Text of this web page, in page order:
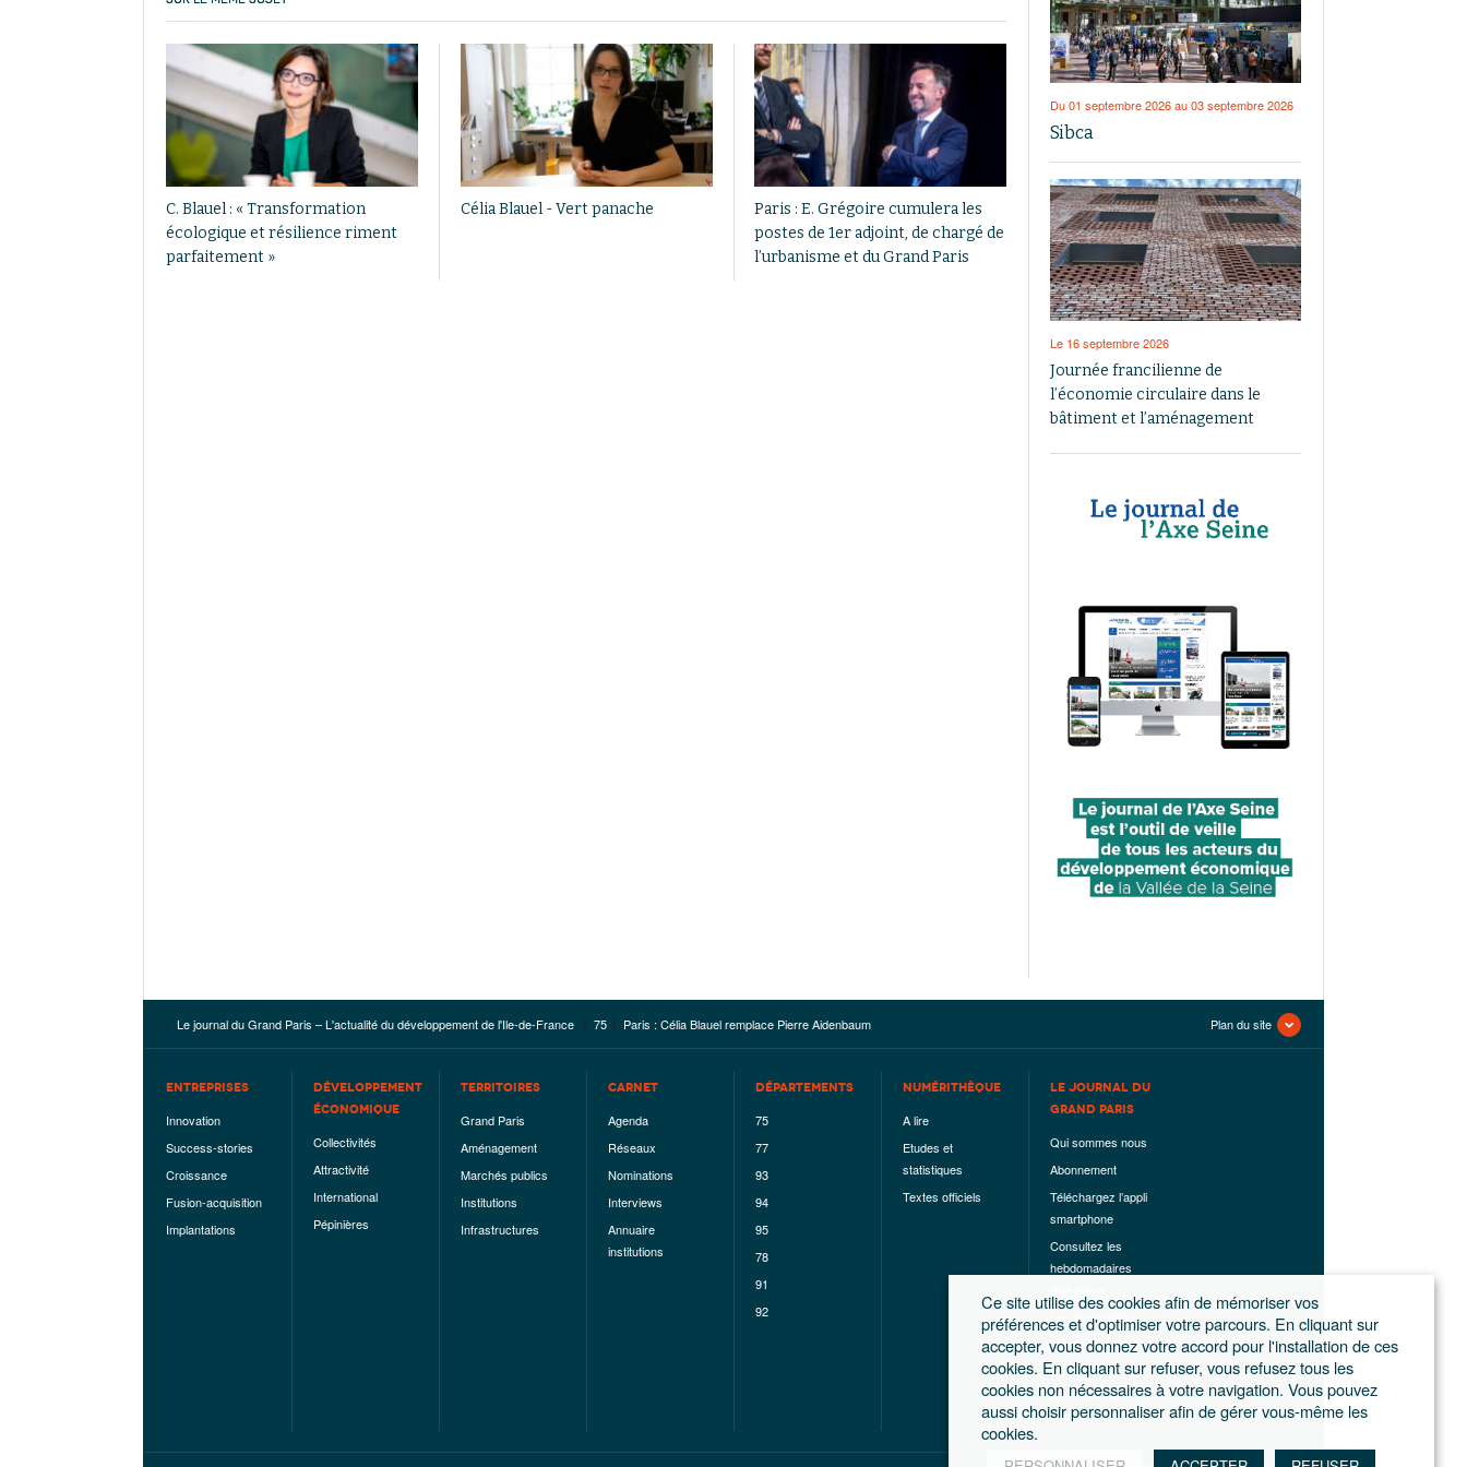
C. Blauel : « Transformation
écologique et résilience riment
parfaitement »
Célia Blauel - Vert panache
Paris : E. Grégoire cumulera les
postes de 1er adjoint, de chargé de
l’urbanisme et du Grand Paris
Du 01 septembre 2026 au 03 septembre 2026
Sibca
Le 16 septembre 2026
Journée francilienne de
l’économie circulaire dans le
bâtiment et l’aménagement
Le journal du Grand Paris – L'actualité du développement de l'Ile-de-France 75 Paris : Célia Blauel remplace Pierre Aidenbaum Plan du site
ENTREPRISES
Innovation
Success-stories
Croissance
Fusion-acquisition
Implantations
DÉVELOPPEMENT
ÉCONOMIQUE
Collectivités
Attractivité
International
Pépinières
TERRITOIRES
Grand Paris
Aménagement
Marchés publics
Institutions
Infrastructures
CARNET
Agenda
Réseaux
Nominations
Interviews
Annuaire
institutions
DÉPARTEMENTS
75
77
93
94
95
78
91
92
NUMÉRITHÈQUE
A lire
Etudes et
statistiques
Textes officiels
LE JOURNAL DU
GRAND PARIS
Qui sommes nous
Abonnement
Téléchargez l’appli
smartphone
Consultez les
hebdomadaires
Les hors-séries
Mentions légales
Conditions
générales de
ventes
Ce site utilise des cookies afin de mémoriser vos
préférences et d'optimiser votre parcours. En cliquant sur
accepter, vous donnez votre accord pour l'installation de ces
cookies. En cliquant sur refuser, vous refusez tous les
cookies non nécessaires à votre navigation. Vous pouvez
aussi choisir personnaliser afin de gérer vous-même les
cookies.